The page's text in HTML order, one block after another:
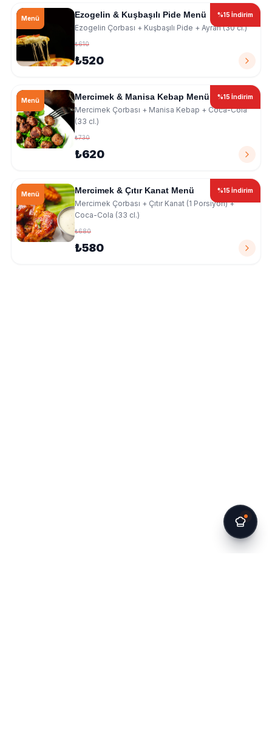
%15 İndirim
Menü Ezogelin & Kuşbaşılı Pide Menü
Ezogelin Çorbası + Kuşbaşılı Pide + Ayran (30 cl.)
₺610
₺520
%15 İndirim
Menü Mercimek & Manisa Kebap Menü
Mercimek Çorbası + Manisa Kebap + Coca-Cola
(33 cl.)
₺730
₺620
%15 İndirim
Menü Mercimek & Çıtır Kanat Menü
Mercimek Çorbası + Çıtır Kanat (1 Porsiyon) +
Coca-Cola (33 cl.)
₺680
₺580